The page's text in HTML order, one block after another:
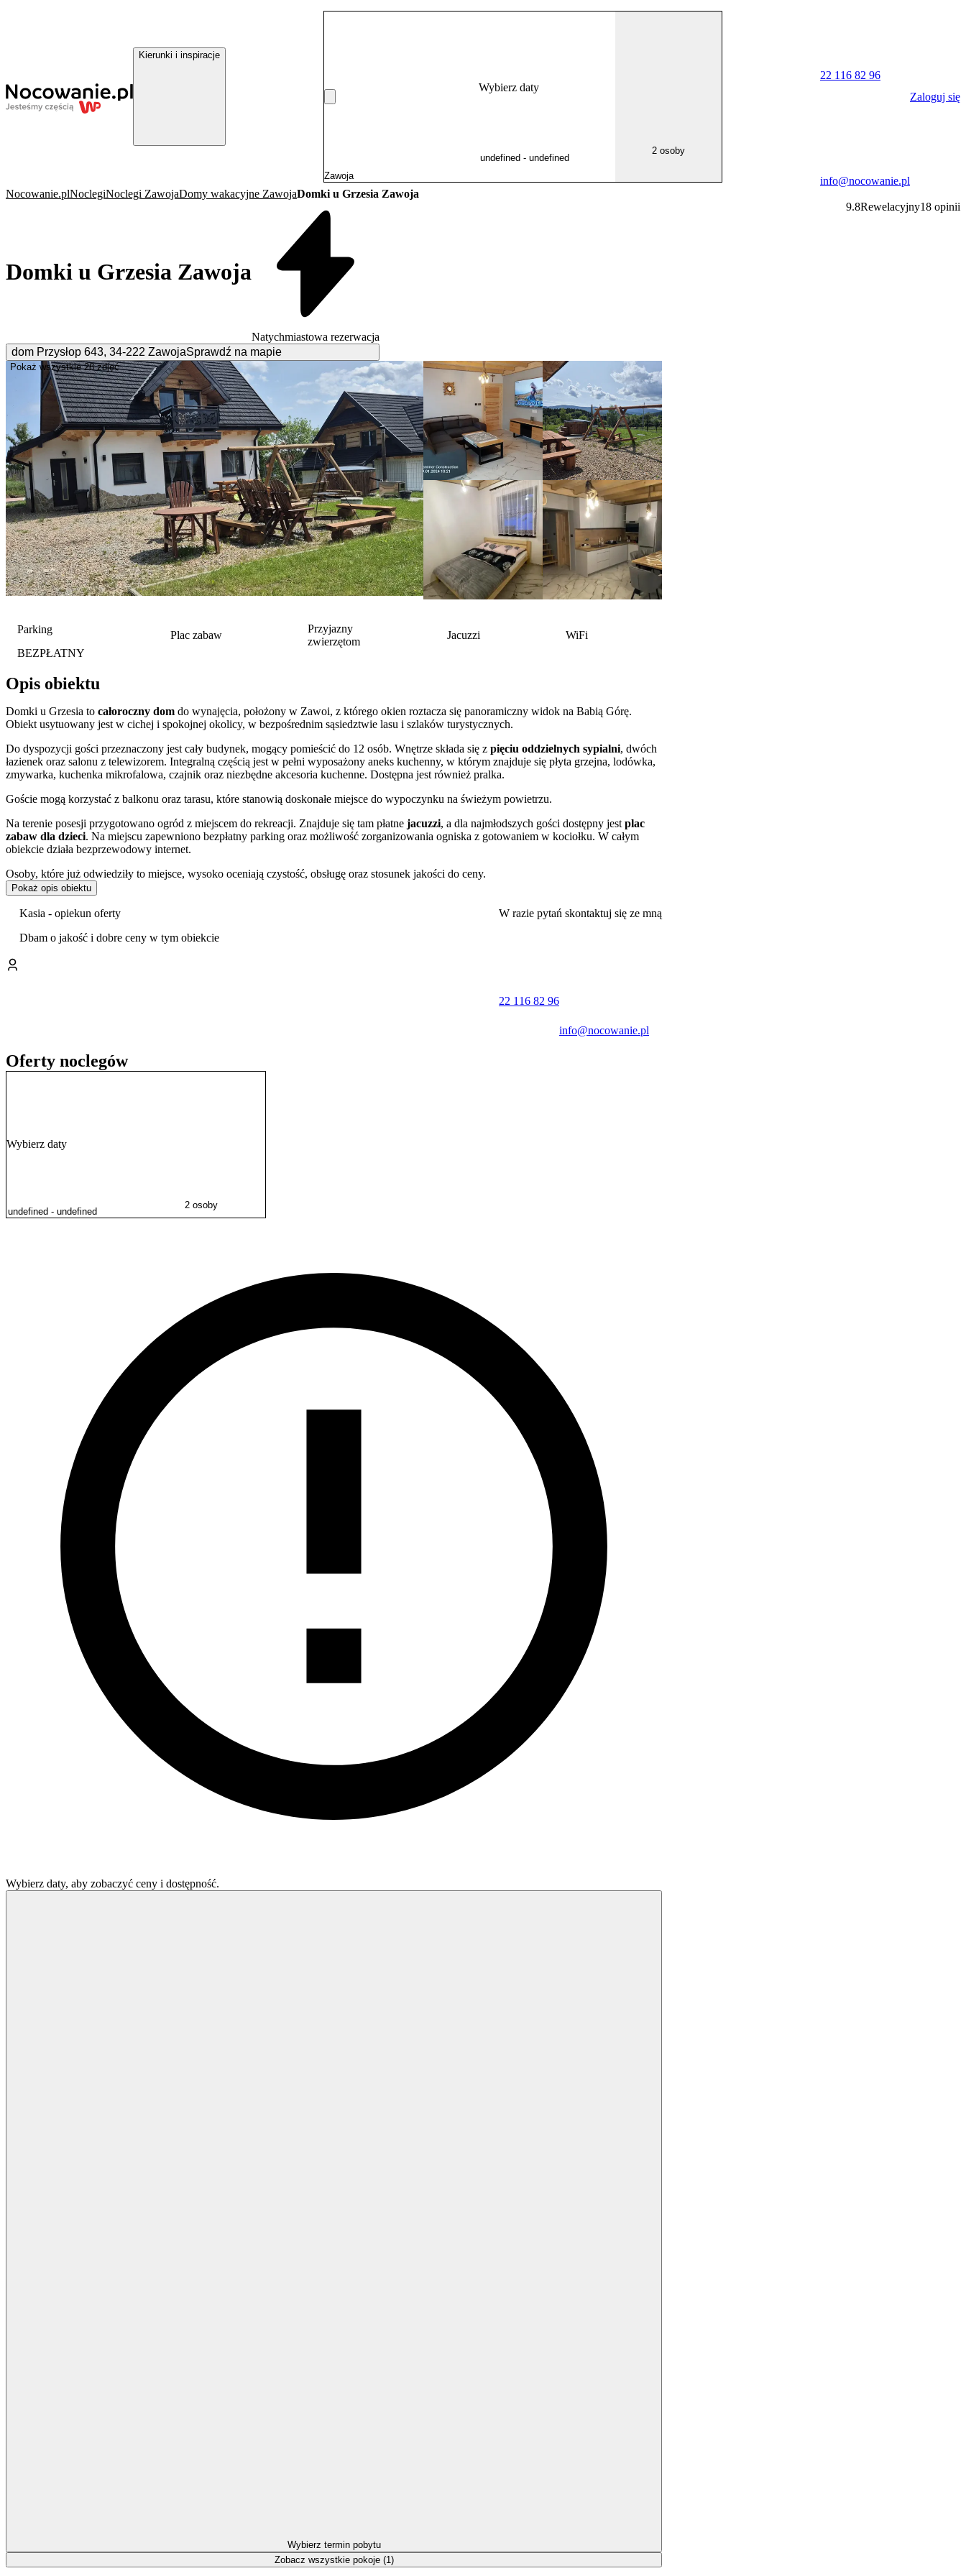
Kierunki i inspiracje
Wybierz daty
2 osoby
22 116 82 96
info@nocowanie.pl
Zaloguj się
Nocowanie.plNoclegiNoclegi ZawojaDomy wakacyjne ZawojaDomki u Grzesia Zawoja
Domki u Grzesia Zawoja
Natychmiastowa rezerwacja
dom Przysłop 643, 34-222 ZawojaSprawdź na mapie
9.8Rewelacyjny18 opinii
Pokaż wszystkie 28 zdjęć
Parking
BEZPŁATNY
Plac zabaw
Przyjazny
zwierzętom
Jacuzzi WiFi
Opis obiektu
Domki u Grzesia to całoroczny dom do wynajęcia, położony w Zawoi, z którego okien roztacza się panoramiczny widok na Babią Górę.
Obiekt usytuowany jest w cichej i spokojnej okolicy, w bezpośrednim sąsiedztwie lasu i szlaków turystycznych.
Do dyspozycji gości przeznaczony jest cały budynek, mogący pomieścić do 12 osób. Wnętrze składa się z pięciu oddzielnych sypialni, dwóch
łazienek oraz salonu z telewizorem. Integralną częścią jest w pełni wyposażony aneks kuchenny, w którym znajduje się płyta grzejna, lodówka,
zmywarka, kuchenka mikrofalowa, czajnik oraz niezbędne akcesoria kuchenne. Dostępna jest również pralka.
Goście mogą korzystać z balkonu oraz tarasu, które stanowią doskonałe miejsce do wypoczynku na świeżym powietrzu.
Na terenie posesji przygotowano ogród z miejscem do rekreacji. Znajduje się tam płatne jacuzzi, a dla najmłodszych gości dostępny jest plac
zabaw dla dzieci. Na miejscu zapewniono bezpłatny parking oraz możliwość zorganizowania ogniska z gotowaniem w kociołku. W całym
obiekcie działa bezprzewodowy internet.
Osoby, które już odwiedziły to miejsce, wysoko oceniają czystość, obsługę oraz stosunek jakości do ceny.
Obiekt stanowi dobrą bazę wypadową do zwiedzania okolicy. W pobliżu przebiegają liczne szlaki piesze, w tym te prowadzące na szczyt Babiej
Góry. Miłośnicy aktywnego wypoczynku docenią bliskość kompleksu tras rowerowych
. Zimą można skorzystać z
szczególnie dla rodzin z dziećmi, może być wizyta w Parku Czarnego Daniela.
Obiekt akceptuje pobyt ze zwierzętami. Doba hotelowa rozpoczyna się o godzinie 15:00 w dniu przyjazdu i kończy o 11:00 w dniu wyjazdu.
Płatności za pobyt można dokonać przelewem.
Pokaż opis obiektu
Kasia - opiekun oferty
Dbam o jakość i dobre ceny w tym obiekcie
W razie pytań skontaktuj się ze mną
22 116 82 96
info@nocowanie.pl
Oferty noclegów
Wybierz daty
2 osoby
Wybierz daty, aby zobaczyć ceny i dostępność.
Wybierz termin pobytu
Zobacz wszystkie pokoje (1)